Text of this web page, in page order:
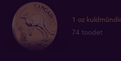
1 oz
74 toodet